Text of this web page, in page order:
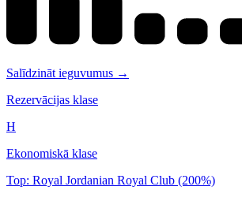
Salīdzināt ieguvumus →
Rezervācijas klase
H
Ekonomiskā klase
Top: Royal Jordanian Royal Club (200%)